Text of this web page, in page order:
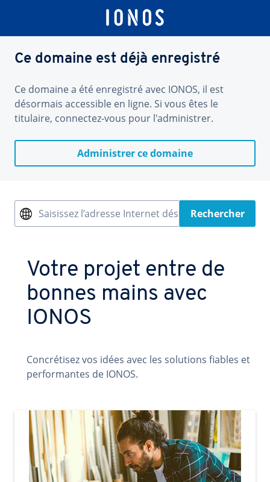
Ce domaine est déjà enregistré
Ce domaine a été enregistré avec IONOS, il est
désormais accessible en ligne. Si vous êtes le
titulaire, connectez-vous pour l'administrer.
Administrer ce domaine
Saisissez l’adresse Internet désiréeRechercher
Votre projet entre de
bonnes mains avec
IONOS
Concrétisez vos idées avec les solutions fiables et
performantes de IONOS.